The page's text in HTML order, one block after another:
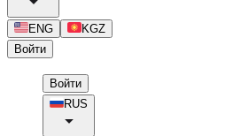
ENG
KGZ
Войти
Войти
RUS